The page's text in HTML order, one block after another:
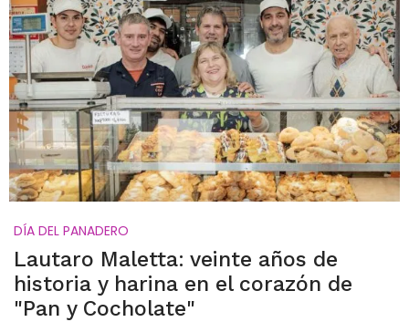
DÍA DEL PANADERO
Lautaro Maletta: veinte años de
historia y harina en el corazón de
"Pan y Cocholate"